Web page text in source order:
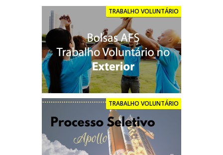
TRABALHO VOLUNTÁRIO
TRABALHO VOLUNTÁRIO